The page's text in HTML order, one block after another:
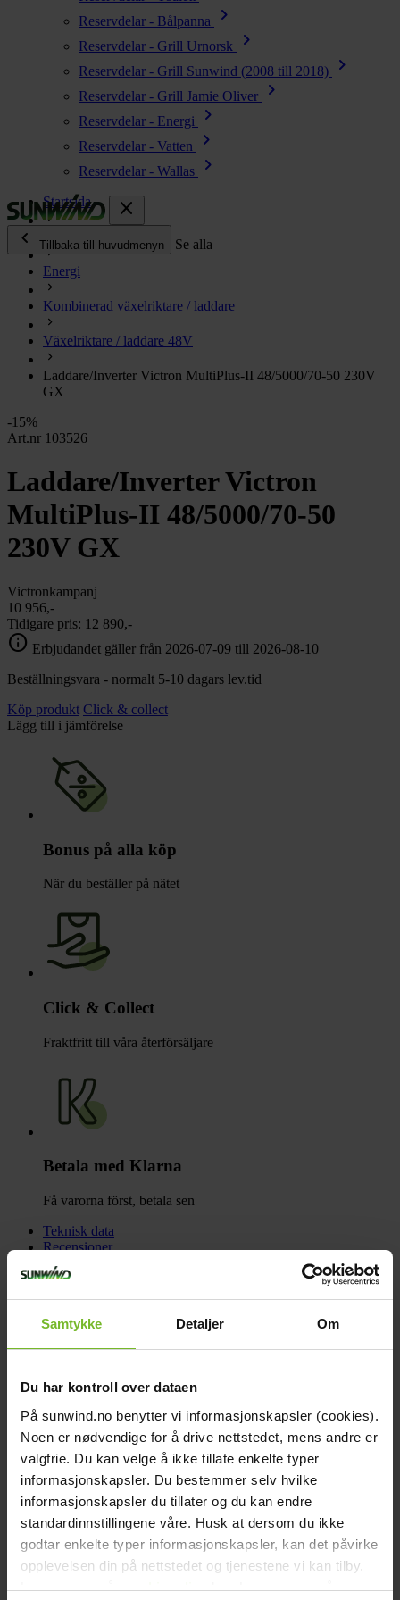
Samtykke Detaljer Om
Du har kontroll over dataen
På sunwind.no benytter vi informasjonskapsler (cookies).
Noen er nødvendige for å drive nettstedet, mens andre er
valgfrie. Du kan velge å ikke tillate enkelte typer
informasjonskapsler. Du bestemmer selv hvilke
informasjonskapsler du tillater og du kan endre
standardinnstillingene våre. Husk at dersom du ikke
godtar enkelte typer informasjonskapsler, kan det påvirke
opplevelsen din på nettstedet og tjenestene vi kan tilby.
Les mer om vårcookiepolicyher. Les mer om våre
Reservdelar - Bålpanna chevron_right
Reservdelar - Grill Urnorsk chevron_right
Reservdelar - Grill Sunwind (2008 till 2018) chevron_right
Reservdelar - Grill Jamie Oliver chevron_right
Reservdelar - Energi chevron_right
Reservdelar - Vatten chevron_right
Reservdelar - Wallas
chevron_right
close
chevron_left
Tillbaka till huvudmenyn Se alla
Energi
Kök & Gasol chevron_right
Värme chevron_right
Vatten chevron_right
Grill & Fritid
Reservdelar chevron_right
Startsida
Energi
Kombinerad växelriktare / laddare
Växelriktare / laddare 48V
Laddare/Inverter Victron MultiPlus-II 48/5000/70-50 230V
GX
-15%
Art.nr 103526
Laddare/Inverter Victron
MultiPlus-II 48/5000/70-50
230V GX
Victronkampanj
10 956,-
Tidigare pris: 12 890,-
info Erbjudandet gäller från 2026-07-09 till 2026-08-10
Beställningsvara - normalt 5-10 dagars lev.tid
Köp produkt Click & collect
Lägg till i jämförelse
Bonus på alla köp
När du beställer på nätet
Click & Collect
Fraktfritt till våra återförsäljare
Betala med Klarna
Få varorna först, betala sen
Teknisk data
Recensioner
Liknande produkter
Frågor och svar
Teknisk data
Vikt (kg): 31
Laddström (ampere):
Systemspänning:48V
Effekt Kontinuerligt: 5000VA
Effekt maximal:9000W
Egenförbrukning:
Kabel inkluderad:Nej
Maximal strömkapacitet från elverk:50A
Bluetooth:Nej
Victron Energy
Victron art.nr:PMP482506000
Paketets dimensioner